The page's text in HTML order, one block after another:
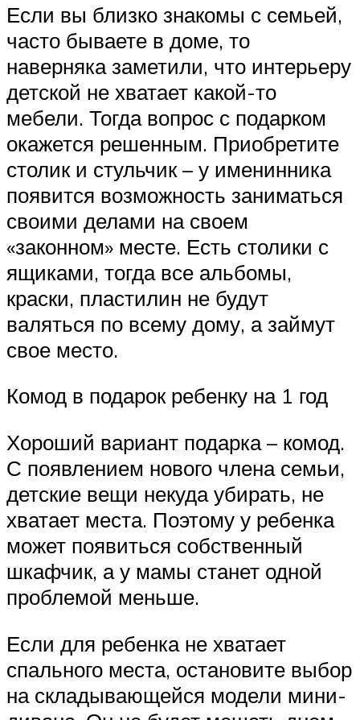
Если вы близко знакомы с семьей,
часто бываете в доме, то
наверняка заметили, что интерьеру
детской не хватает какой-то
мебели. Тогда вопрос с подарком
окажется решенным. Приобретите
столик и стульчик – у именинника
появится возможность заниматься
своими делами на своем
«законном» месте. Есть столики с
ящиками, тогда все альбомы,
краски, пластилин не будут
валяться по всему дому, а займут
свое место.
Комод в подарок ребенку на 1 год
Хороший вариант подарка – комод.
С появлением нового члена семьи,
детские вещи некуда убирать, не
хватает места. Поэтому у ребенка
может появиться собственный
шкафчик, а у мамы станет одной
проблемой меньше.
Если для ребенка не хватает
спального места, остановите выбор
на складывающейся модели мини-